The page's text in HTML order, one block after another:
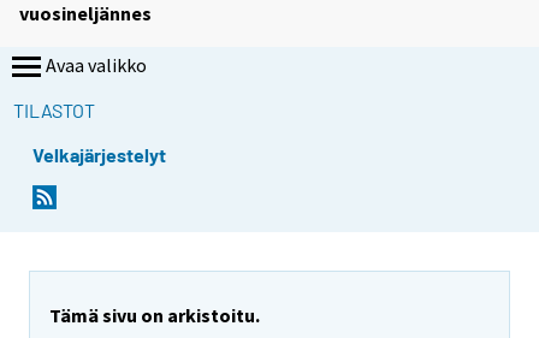
vuosineljännes
Avaa valikko
TILASTOT
Velkajärjestelyt
Tämä sivu on arkistoitu.